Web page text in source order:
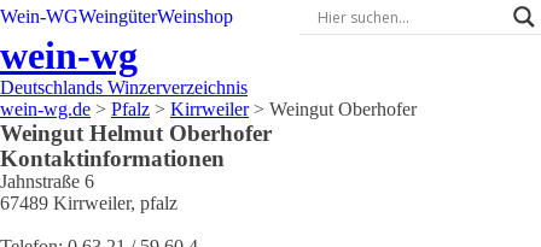
Wein-WGWeingüterWeinshop
wein-wg
Deutschlands Winzerverzeichnis
wein-wg.de > Pfalz > Kirrweiler> Weingut Oberhofer
Weingut Helmut Oberhofer
Kontaktinformationen
Jahnstraße 6
67489 Kirrweiler, pfalz